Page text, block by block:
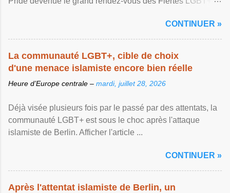
CONTINUER »
La communauté LGBT+, cible de choix
d'une menace islamiste encore bien réelle
Heure d’Europe centrale – mardi, juillet 28, 2026
Déjà visée plusieurs fois par le passé par des attentats, la
communauté LGBT+ est sous le choc après l'attaque
islamiste de Berlin. Afficher l'article ...
CONTINUER »
Après l'attentat islamiste de Berlin, un